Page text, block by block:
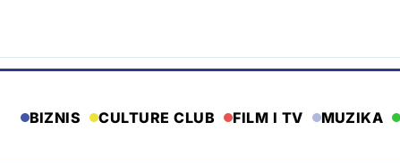
BIZNIS CULTURE CLUB FILM I TV MUZIKA